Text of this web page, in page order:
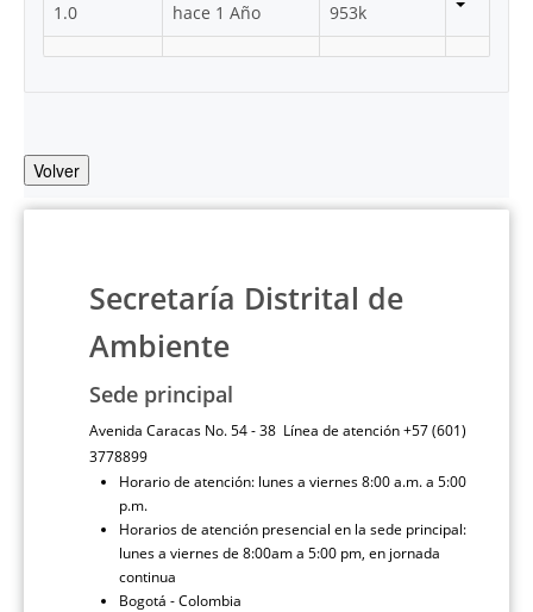
1.0
hace 1 Año 953k
Volver
Secretaría Distrital de
Ambiente
Sede principal
Avenida Caracas No. 54 - 38 Línea de atención +57 (601)
3778899
Horario de atención: lunes a viernes 8:00 a.m. a 5:00
p.m.
Horarios de atención presencial en la sede principal:
lunes a viernes de 8:00am a 5:00 pm, en jornada
continua
Bogotá - Colombia